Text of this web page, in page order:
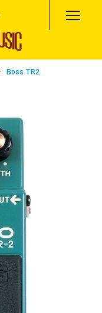
Boss TR2